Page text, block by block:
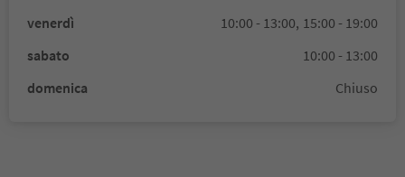
venerdì
10:00 - 13:00, 15:00 - 19:00
sabato
10:00 - 13:00
domenica
Chiuso